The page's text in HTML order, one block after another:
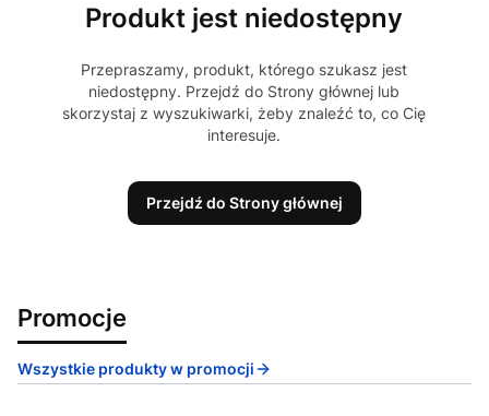
Produkt jest niedostępny
Przepraszamy, produkt, którego szukasz jest
niedostępny. Przejdź do Strony głównej lub
skorzystaj z wyszukiwarki, żeby znaleźć to, co Cię
interesuje.
Przejdź do Strony głównej
Promocje
Wszystkie produkty w promocji